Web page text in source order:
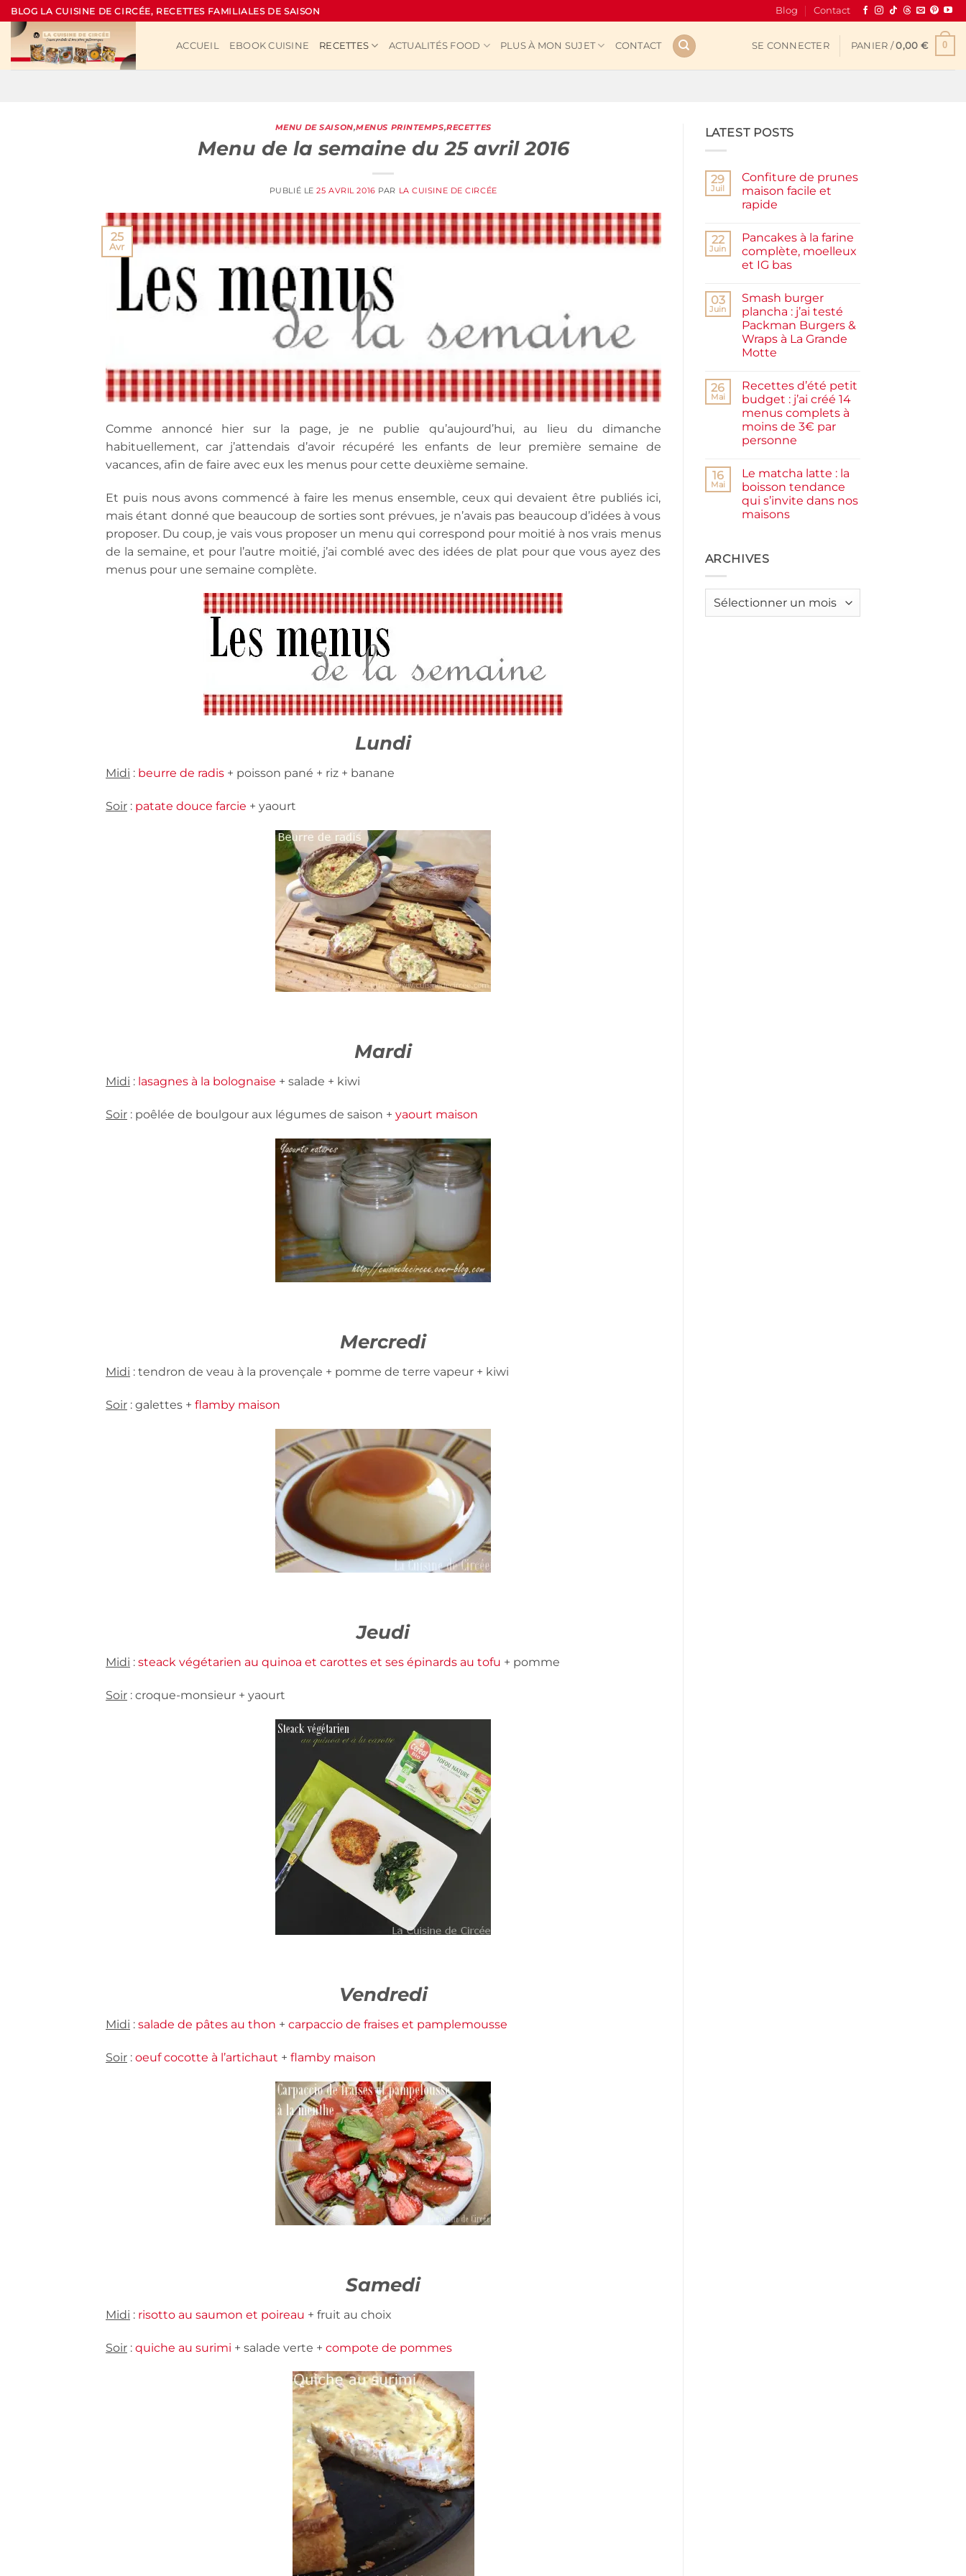
Passer
au
contenu
BLOG LA CUISINE DE CIRCÉE, RECETTES FAMILIALES DE SAISON Blog Contact
ACCUEIL EBOOK CUISINE RECETTES ACTUALITÉS FOOD PLUS À MON SUJET CONTACT SE CONNECTER PANIER /0,00 € 0
MENU DE SAISON,MENUS PRINTEMPS,RECETTES
Menu de la semaine du 25 avril 2016
PUBLIÉ LE25 AVRIL 2016 PAR LA CUISINE DE CIRCÉE
25
Avr
Comme annoncé hier sur la page, je ne publie qu’aujourd’hui, au lieu du dimanche
habituellement, car j’attendais d’avoir récupéré les enfants de leur première semaine de
vacances, afin de faire avec eux les menus pour cette deuxième semaine.
Et puis nous avons commencé à faire les menus ensemble, ceux qui devaient être publiés ici,
mais étant donné que beaucoup de sorties sont prévues, je n’avais pas beaucoup d’idées à vous
proposer. Du coup, je vais vous proposer un menu qui correspond pour moitié à nos vrais menus
de la semaine, et pour l’autre moitié, j’ai comblé avec des idées de plat pour que vous ayez des
menus pour une semaine complète.
Lundi
Midi : beurre de radis + poisson pané + riz + banane
Soir : patate douce farcie + yaourt
Mardi
Midi : lasagnes à la bolognaise + salade + kiwi
Soir : poêlée de boulgour aux légumes de saison + yaourt maison
Mercredi
Midi : tendron de veau à la provençale + pomme de terre vapeur + kiwi
Soir : galettes + flamby maison
Jeudi
Midi : steack végétarien au quinoa et carottes et ses épinards au tofu + pomme
Soir : croque-monsieur + yaourt
Vendredi
Midi : salade de pâtes au thon + carpaccio de fraises et pamplemousse
Soir : oeuf cocotte à l’artichaut + flamby maison
Samedi
Midi : risotto au saumon et poireau + fruit au choix
Soir : quiche au surimi + salade verte + compote de pommes
LATEST POSTS
29
Juil
Confiture de prunes
maison facile et
rapide
sur
Confiture
de
prunes
et
rapide
22
Juin
Pancakes à la farine
complète, moelleux
et IG bas
sur
Pancakes
à
la
farine
complète,
moelleux
bas
03
Juin
Smash burger
plancha : j’ai testé
Packman Burgers &
Wraps à La Grande
Motte
sur
Smash
burger
plancha :
j’ai
testé
Packman
à
La
Grande
Motte
26
Mai
Recettes d’été petit
budget : j’ai créé 14
menus complets à
moins de 3€ par
personne
sur
Recettes
d’été
petit
budget
menus
complets
3€
16
Mai
Le matcha latte : la
boisson tendance
qui s’invite dans nos
maisons
Le
matcha
boisson
ARCHIVES
Archives